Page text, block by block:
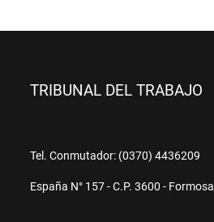
TRIBUNAL DEL TRABAJO
Tel. Conmutador: (0370) 4436209
España N° 157 - C.P. 3600 - Formosa